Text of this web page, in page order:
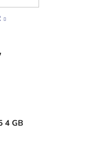
4 GB